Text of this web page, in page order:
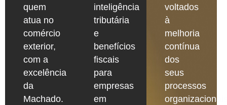
quem
atua no
comércio
exterior,
com a
excelência
da
Machado.
inteligência
tributária
e
benefícios
fiscais
para
empresas
em
voltados
à
melhoria
contínua
dos
seus
processos